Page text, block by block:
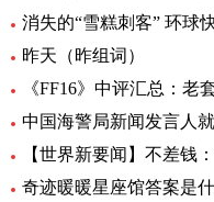
消失的“雪糕刺客” 环球
昨天（昨组词）
奇迹暖暖星座馆答案是